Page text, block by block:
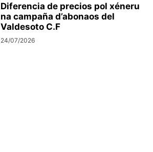
Diferencia de precios pol xéneru
na campaña d’abonaos del
Valdesoto C.F
24/07/2026